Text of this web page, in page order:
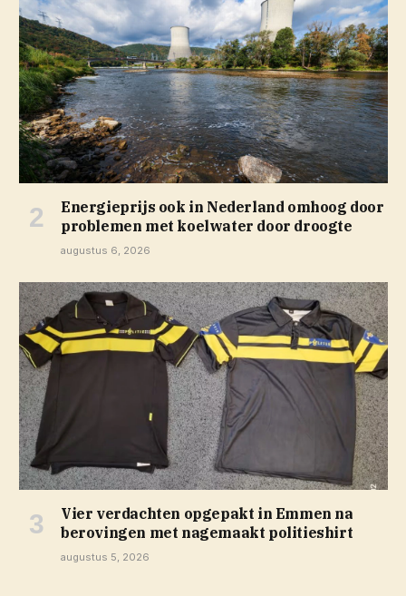
Energieprijs ook in Nederland omhoog door
problemen met koelwater door droogte
augustus 6, 2026
Vier verdachten opgepakt in Emmen na
berovingen met nagemaakt politieshirt
augustus 5, 2026